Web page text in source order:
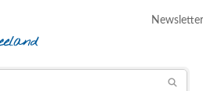
Newsletter